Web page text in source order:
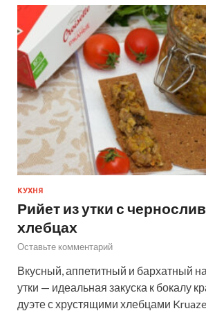
КУХНЯ
Рийет из утки с
хлебцах
Оставьте комментарий
Вкусный, аппетитный и бархатный
утки — идеальная закуска к бокалу
дуэте с хрустящими хлебцами